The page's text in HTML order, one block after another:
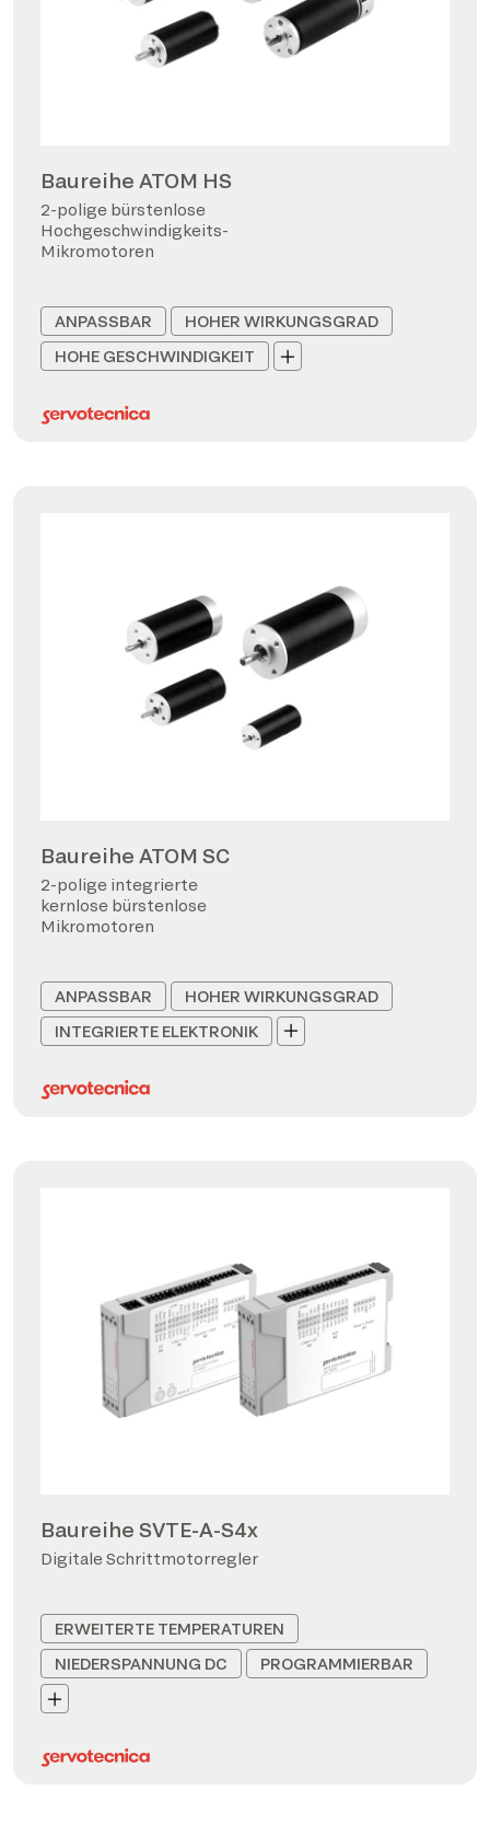
Baureihe ATOM HS
2-polige bürstenlose
Hochgeschwindigkeits-
Mikromotoren
ANPASSBAR
HOHER WIRKUNGSGRAD
HOHE GESCHWINDIGKEIT
Baureihe ATOM SC
2-polige integrierte
kernlose bürstenlose
Mikromotoren
ANPASSBAR
HOHER WIRKUNGSGRAD
INTEGRIERTE ELEKTRONIK
Baureihe SVTE-A-S4x
Digitale Schrittmotorregler
ERWEITERTE TEMPERATUREN
NIEDERSPANNUNG DC
PROGRAMMIERBAR